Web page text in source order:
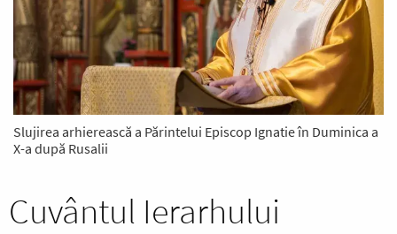
Slujirea arhierească a Părintelui Episcop Ignatie în Duminica a
X-a după Rusalii
Cuvântul Ierarhului